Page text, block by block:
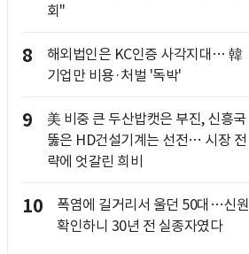
회"
8
해외법인은 KC인증 사각지대… 韓
기업만 비용·처벌 '독박'
9
美 비중 큰 두산밥캣은 부진, 신흥국
뚫은 HD건설기계는 선전… 시장 전
략에 엇갈린 희비
10
폭염에 길거리서 울던 50대…신원
확인하니 30년 전 실종자였다